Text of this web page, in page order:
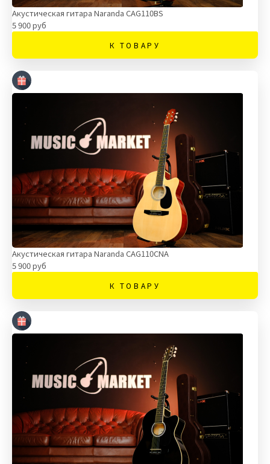
Акустическая гитара Naranda CAG110BS
5 900 руб
К ТОВАРУ
Акустическая гитара Naranda CAG110CNA
5 900 руб
К ТОВАРУ